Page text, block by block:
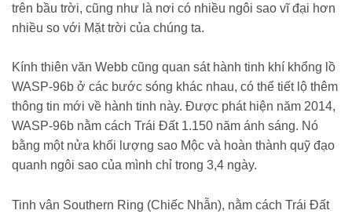
trên bầu trời, cũng như là nơi có nhiều ngôi sao vĩ đại hơn
nhiều so với Mặt trời của chúng ta.
Kính thiên văn Webb cũng quan sát hành tinh khí khổng lồ
WASP-96b ở các bước sóng khác nhau, có thể tiết lộ thêm
thông tin mới về hành tinh này. Được phát hiện năm 2014,
WASP-96b nằm cách Trái Đất 1.150 năm ánh sáng. Nó
bằng một nửa khối lượng sao Mộc và hoàn thành quỹ đạo
quanh ngôi sao của mình chỉ trong 3,4 ngày.
Tinh vân Southern Ring (Chiếc Nhẫn), nằm cách Trái Đất